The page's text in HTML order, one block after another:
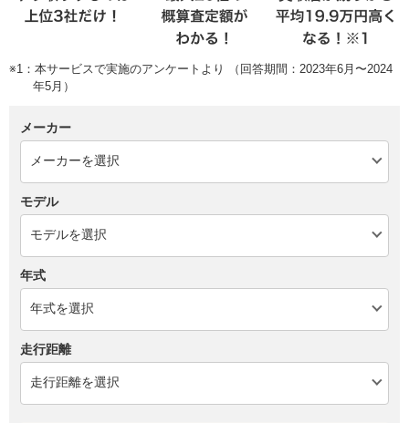
※1：本サービスで実施のアンケートより （回答期間：2023年6月〜2024
年5月）
メーカー
モデル
年式
走行距離